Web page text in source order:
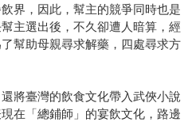
界，因此，幫主的競爭同時也是
主選出後，不久卻遭人暗算，經
幫助母親尋求解藥，四處尋求方
將臺灣的飲食文化帶入武俠小說
在「總鋪師」的宴飲文化，路邊